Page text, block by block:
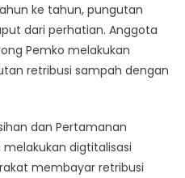
ke tahun, pungutan
dari perhatian. Anggota
Pemko melakukan
retribusi sampah dengan
dan Pertamanan
digtitalisasi
membayar retribusi